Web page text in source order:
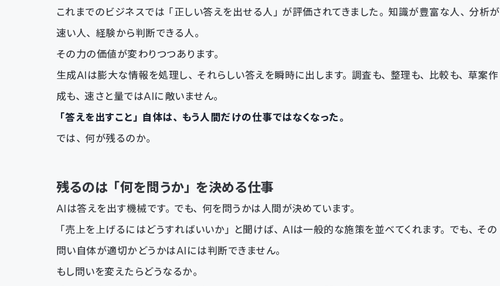
これまでのビジネスでは「正しい答えを出せる人」が評価されてきました。知識が豊富な人、分析が
速い人、経験から判断できる人。
その力の価値が変わりつつあります。
生成AIは膨大な情報を処理し、それらしい答えを瞬時に出します。調査も、整理も、比較も、草案作
成も、速さと量ではAIに敵いません。
「答えを出すこと」自体は、もう人間だけの仕事ではなくなった。
では、何が残るのか。
残るのは「何を問うか」を決める仕事
AIは答えを出す機械です。でも、何を問うかは人間が決めています。
「売上を上げるにはどうすればいいか」と聞けば、AIは一般的な施策を並べてくれます。でも、その
問い自体が適切かどうかはAIには判断できません。
もし問いを変えたらどうなるか。